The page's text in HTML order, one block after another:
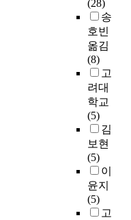
(28)
송
호빈
옮김
(8)
고
려대
학교
(5)
김
보현
(5)
이
윤지
(5)
고